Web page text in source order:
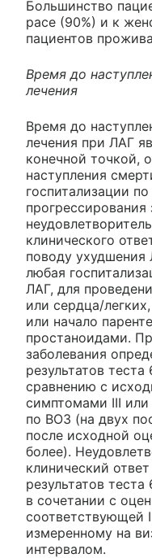
Большинство
расе (90%) и к
пациентов
Время до
лечения
Время до
лечения при ЛАГ
конечной точкой,
наступления
госпитализации
прогрессирования
клинического
поводу ухудшения
любая
ЛАГ, для
или сердца/
или начало
простаноидами.
заболевания
результатов
сравнению с
симптомами III или
по ВОЗ (на двух
после исходной
более).
клинический
результатов
в сочетании с
соответствующей
измеренному на
интервалом.